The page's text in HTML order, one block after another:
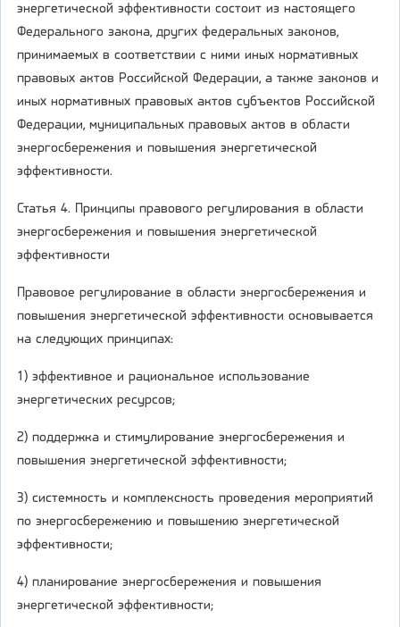
энергетической эффективности состоит из настоящего
Федерального закона, других федеральных законов,
принимаемых в соответствии с ними иных нормативных
правовых актов Российской Федерации, а также законов и
иных нормативных правовых актов субъектов Российской
Федерации, муниципальных правовых актов в области
энергосбережения и повышения энергетической
эффективности.
Статья 4. Принципы правового регулирования в области
энергосбережения и повышения энергетической
эффективности
Правовое регулирование в области энергосбережения и
повышения энергетической эффективности основывается
на следующих принципах:
1) эффективное и рациональное использование
энергетических ресурсов;
2) поддержка и стимулирование энергосбережения и
повышения энергетической эффективности;
3) системность и комплексность проведения мероприятий
по энергосбережению и повышению энергетической
эффективности;
4) планирование энергосбережения и повышения
энергетической эффективности;